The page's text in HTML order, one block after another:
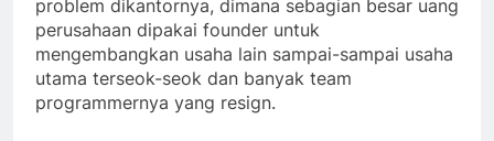
problem dikantornya, dimana sebagian besar uang
perusahaan dipakai founder untuk
mengembangkan usaha lain sampai-sampai usaha
utama terseok-seok dan banyak team
programmernya yang resign.